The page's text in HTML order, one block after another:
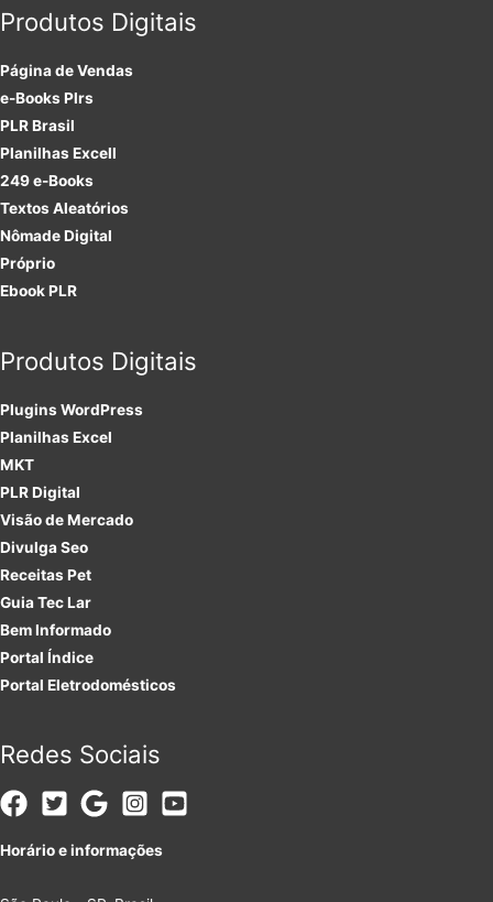
Produtos Digitais
Página de Vendas
e-Books Plrs
PLR Brasil
Planilhas Excell
249 e-Books
Textos Aleatórios
Nômade Digital
Próprio
Ebook PLR
Produtos Digitais
PluginsWordPress
Planilhas Excel
MKT
PLRDigital
Visão de Mercado
Divulga Seo
Receitas Pet
Guia Tec Lar
Bem Informado
Portal Índice
Portal Eletrodomésticos
Redes Sociais
Horário e informações